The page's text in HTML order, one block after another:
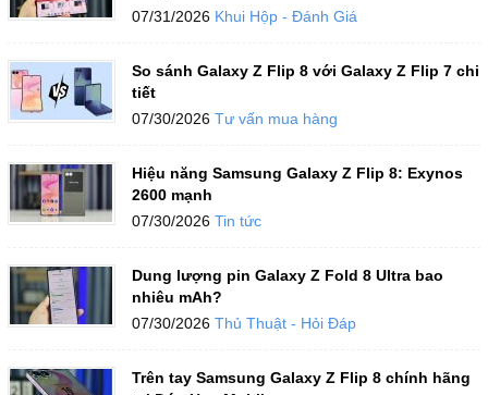
07/31/2026 Khui Hộp - Đánh Giá
So sánh Galaxy Z Flip 8 với Galaxy Z Flip 7 chi
tiết
07/30/2026 Tư vấn mua hàng
Hiệu năng Samsung Galaxy Z Flip 8: Exynos
2600 mạnh
07/30/2026 Tin tức
Dung lượng pin Galaxy Z Fold 8 Ultra bao
nhiêu mAh?
07/30/2026 Thủ Thuật - Hỏi Đáp
Trên tay Samsung Galaxy Z Flip 8 chính hãng